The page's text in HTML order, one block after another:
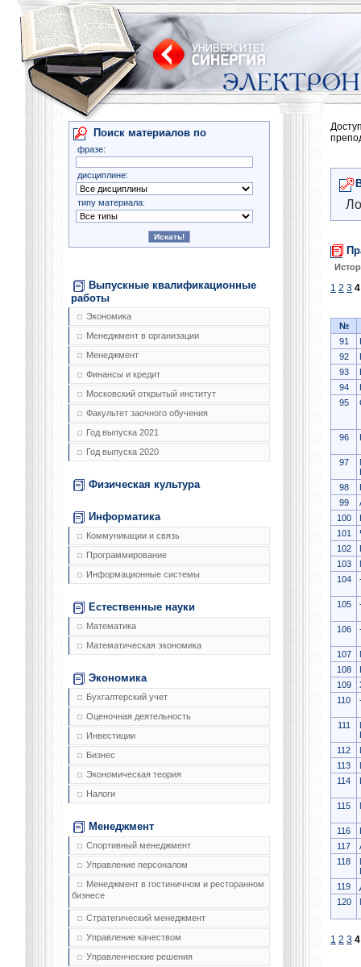
Поиск материалов по
фразе:
дисциплине:
типу материала:
Выпускные квалификационные
работы
Экономика
Менеджмент в организации
Менеджмент
Финансы и кредит
Московский открытый институт
Факультет заочного обучения
Год выпуска 2021
Год выпуска 2020
Физическая культура
Информатика
Коммуникации и связь
Программирование
Информационные системы
Естественные науки
Математика
Математическая экономика
Экономика
Бухгалтерский учет
Оценочная деятельность
Инвестиции
Бизнес
Экономическая теория
Налоги
Менеджмент
Спортивный менеджмент
Управление персоналом
Менеджмент в гостиничном и ресторанном
бизнесе
Стратегический менеджмент
Управление качеством
Управленческие решения
1 2 3 4
№
91
92
93
94
95
96
97
98
99
100
101
102
103
104
105
106
107
108
109
110
111
112
113
114
115
116
117
118
119
120
1 2 3 4